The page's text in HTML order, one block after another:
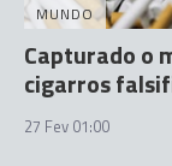
MUNDO
Capturado o
cigarros
27 Fev 01:00